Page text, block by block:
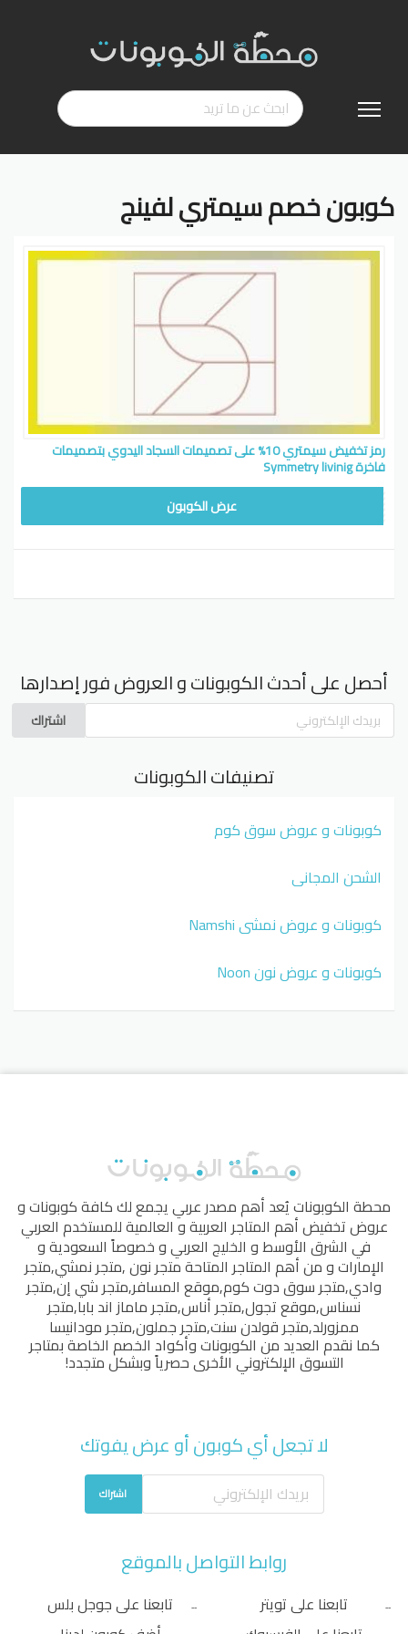
إلى
كوبون خصم سيمتري لفينج
رمز تخفيض سيمتري 10% على تصميمات السجاد اليدوي بتصميمات
فاخرة Symmetry livinig
عرض الكوبون
أحصل على أحدث الكوبونات و العروض فور إصدارها
اشتراك
تصنيفات الكوبونات
كوبونات و عروض سوق كوم
الشحن المجاني
كوبونات و عروض نمشي Namshi
كوبونات و عروض نون Noon
محطة الكوبوناتيُعد أهم مصدر عربي يجمع لك كافة كوبونات و
عروض تخفيض أهم المتاجر العربية و العالمية للمستخدم العربي
في الشرق الأوسط و الخليج العربي و خصوصاً السعودية و
الإمارات و من أهم المتاجر المتاحةمتجر نون,متجر نمشي,متجر
وادي,متجر سوق دوت كوم,موقع المسافر,متجر شي إن,متجر
نسناس,موقع تجول,متجر أناس,متجر ماماز اند بابا,متجر
ممزورلد,متجر قولدن سنت,متجر جملون,متجر مودانيسا
كما نقدم العديد من الكوبونات وأكواد الخصم الخاصة بمتاجر
التسوق الإلكتروني الأخرى حصرياً وبشكل متجدد!
لا تجعل أي كوبون أو عرض يفوتك
اشتراك
روابط التواصل بالموقع
تابعنا على تويتر
تابعنا على جوجل بلس